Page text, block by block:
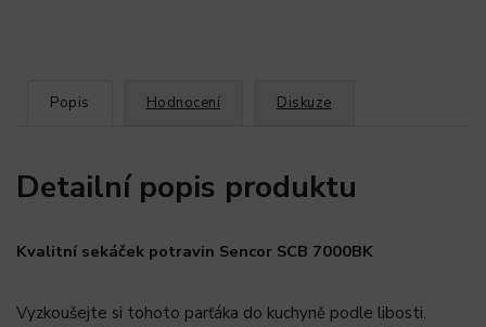
Popis Hodnocení Diskuze
Detailní popis produktu
Kvalitní sekáček potravin Sencor SCB 7000BK
Vyzkoušejte si tohoto parťáka do kuchyně podle libosti.